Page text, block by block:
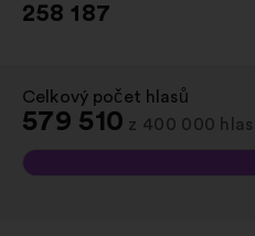
258 187
Celkový počet hlasů
:
579 510 z 400 000